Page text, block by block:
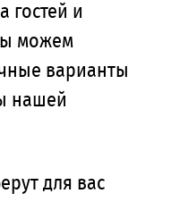
гостей и
можем
варианты
нашей
для вас